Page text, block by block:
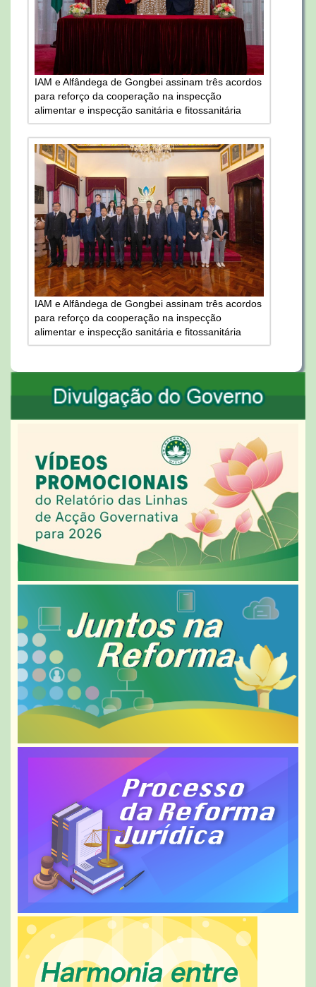
IAM e Alfândega de Gongbei assinam três acordos
para reforço da cooperação na inspecção
alimentar e inspecção sanitária e fitossanitária
IAM e Alfândega de Gongbei assinam três acordos
para reforço da cooperação na inspecção
alimentar e inspecção sanitária e fitossanitária